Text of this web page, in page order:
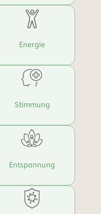
Energie
Stimmung
Entspannung